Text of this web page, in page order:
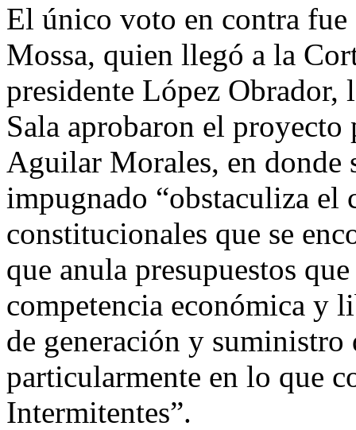
El único voto en contra
Mossa, quien llegó a la
presidente López Obrador,
Sala aprobaron el
Aguilar Morales, en donde
impugnado “obstaculiza
constitucionales que se
que anula presupuestos
competencia económica y
de generación y suministro
particularmente en lo que
Intermitentes”.